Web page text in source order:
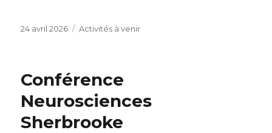
Publié
24 avril 2026 Catégories
Activités à venir
Conférence
Neurosciences
Sherbrooke